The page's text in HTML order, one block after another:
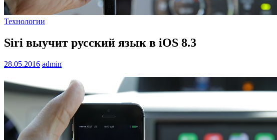
Технологии
Siri выучит русский язык в iOS 8.3
28.05.2016 admin